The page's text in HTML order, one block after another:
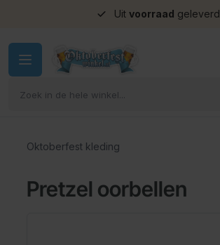
Uit voorraad geleverd
Oktoberfest kleding
Pretzel oorbellen